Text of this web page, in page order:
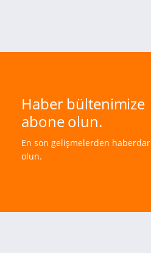
Haber bültenimize
abone olun.
En son gelişmelerden haberdar
olun.